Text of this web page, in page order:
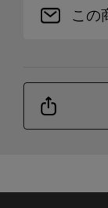
この